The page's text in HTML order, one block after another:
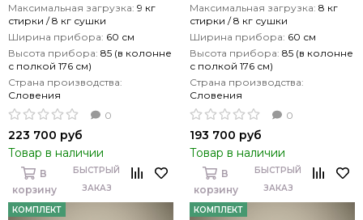
Максимальная загрузка: 9 кг
стирки / 8 кг сушки
Ширина прибора: 60 см
Высота прибора: 85 (в колонне
с полкой 176 см)
Страна производства:
Словения
0
223 700 руб
Товар в наличии
В
корзину
БЫСТРЫЙ
ЗАКАЗ
Максимальная загрузка: 8 кг
стирки / 8 кг сушки
Ширина прибора: 60 см
Высота прибора: 85 (в колонне
с полкой 176 см)
Страна производства:
Словения
0
193 700 руб
Товар в наличии
В
корзину
БЫСТРЫЙ
ЗАКАЗ
КОМПЛЕКТ КОМПЛЕКТ